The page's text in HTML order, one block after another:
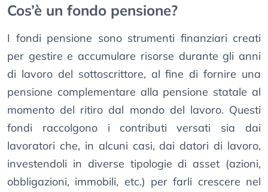
Cos’è un fondo pensione?
I fondi pensione sono strumenti finanziari creati
per gestire e accumulare risorse durante gli anni
di lavoro del sottoscrittore, al fine di fornire una
pensione complementare alla pensione statale al
momento del ritiro dal mondo del lavoro. Questi
fondi raccolgono i contributi versati sia dai
lavoratori che, in alcuni casi, dai datori di lavoro,
investendoli in diverse tipologie di asset (azioni,
obbligazioni, immobili, etc.) per farli crescere nel